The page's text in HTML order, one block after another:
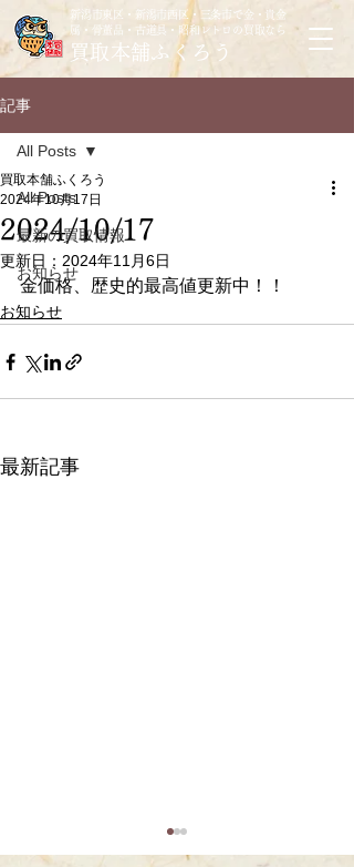
買取本舗ふくろう
新潟市東区・新潟市西区・三条市で金・貴金
属・骨董品・古道具・昭和レトロの買取なら
記事
All Posts
最新の買取情報
お知らせ
All Posts
2024/10/17
買取本舗ふくろう
2024年10月17日
更新日： 2024年11月6日
金価格、歴史的最高値更新中！！
お知らせ
最新記事
2026/1/26